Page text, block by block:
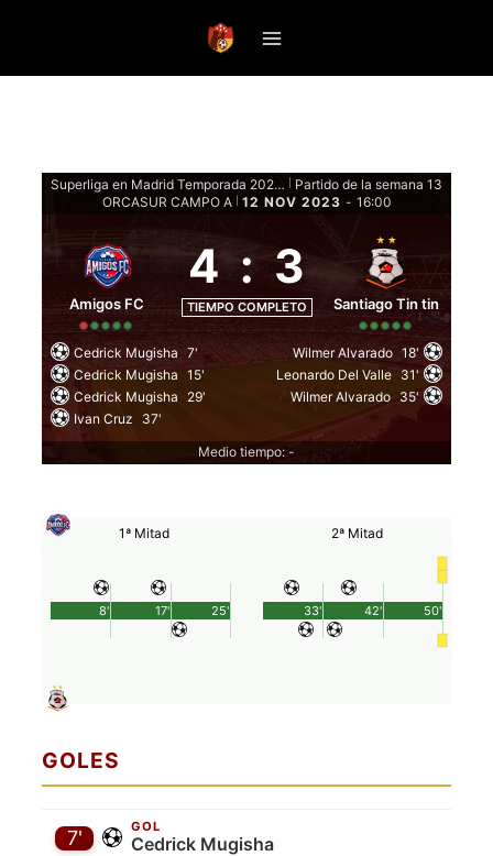
Superliga en Madrid Temporada 2023 Clausura - Fase de grupos
Partido de la semana 13
ORCASUR CAMPO A
12 NOV 2023 - 16:00
Amigos FC
4 : 3
TIEMPO COMPLETO Santiago Tin tin
Cedrick Mugisha 7'
Cedrick Mugisha 15'
Cedrick Mugisha 29'
Ivan Cruz
37'
Wilmer Alvarado 18'
Leonardo Del Valle 31'
Wilmer Alvarado 35'
Medio tiempo: -
1ª Mitad
25'
8' 17'
2ª Mitad
50'
33' 42'
GOLES
GOL
Cedrick Mugisha
7'